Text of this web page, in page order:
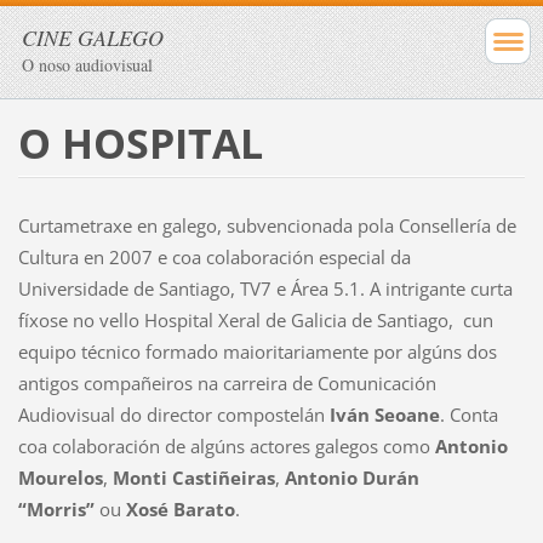
CINE GALEGO
O noso audiovisual
O HOSPITAL
Curtametraxe en galego, subvencionada pola Consellería de
Cultura en 2007 e coa colaboración especial da
Universidade de Santiago, TV7 e Área 5.1. A intrigante curta
fíxose no vello Hospital Xeral de Galicia de Santiago, cun
equipo técnico formado maioritariamente por algúns dos
antigos compañeiros na carreira de Comunicación
Audiovisual do director compostelán Iván Seoane. Conta
coa colaboración de algúns actores galegos como Antonio
Mourelos, Monti Castiñeiras, Antonio Durán
“Morris”ou Xosé Barato.